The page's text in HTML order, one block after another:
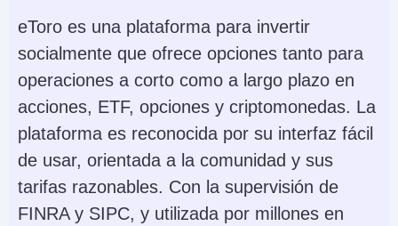
Futures, Forex, Funds,
Bonds, ETFs, Mutual
Funds,
Cryptocurrencies
(TWS), IBKR Desktop,
GlobalTrader, Mobile,
Client Portal,
AlgoTrader,
OmniTrader,
TradingView, eSignal,
TradingCentral,
ProRealTime,
eToro es una plataforma para invertir
socialmente que ofrece opciones tanto para
operaciones a corto como a largo plazo en
acciones, ETF, opciones y criptomonedas. La
plataforma es reconocida por su interfaz fácil
de usar, orientada a la comunidad y sus
tarifas razonables. Con la supervisión de
FINRA y SIPC, y utilizada por millones en